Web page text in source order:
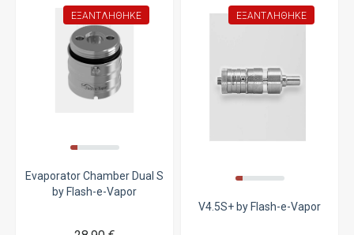
ΕΞΑΝΤΛΉΘΗΚΕ
Evaporator Chamber Dual S
by Flash-e-Vapor
ΕΞΑΝΤΛΉΘΗΚΕ
V4.5S+ by Flash-e-Vapor